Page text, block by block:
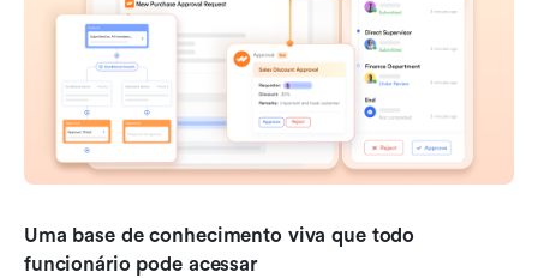
Uma base de conhecimento viva que todo
funcionário pode acessar